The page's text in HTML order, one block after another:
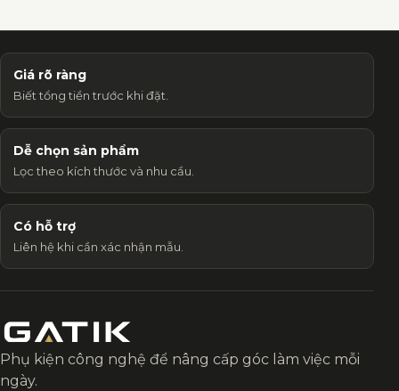
Giá rõ ràng
Biết tổng tiền trước khi đặt.
Dễ chọn sản phẩm
Lọc theo kích thước và nhu cầu.
Có hỗ trợ
Liên hệ khi cần xác nhận mẫu.
Phụ kiện công nghệ để nâng cấp góc làm việc mỗi
ngày.